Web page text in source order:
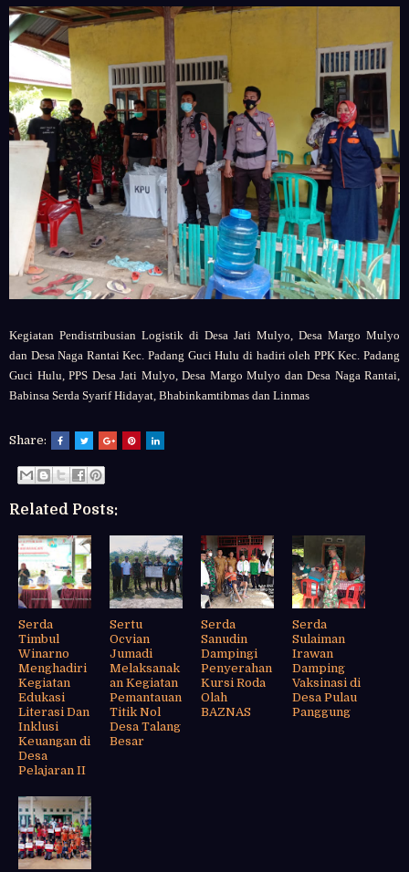
Kegiatan Pendistribusian Logistik di Desa Jati Mulyo, Desa Margo Mulyo
dan Desa Naga Rantai Kec. Padang Guci Hulu di hadiri oleh PPK Kec. Padang
Guci Hulu, PPS Desa Jati Mulyo, Desa Margo Mulyo dan Desa Naga Rantai,
Babinsa Serda Syarif Hidayat, Bhabinkamtibmas dan Linmas
Share:
Related Posts:
Serda
Timbul
Winarno
Menghadiri
Kegiatan
Edukasi
Literasi Dan
Inklusi
Keuangan di
Desa
Pelajaran II
Sertu
Ocvian
Jumadi
Melaksanak
an Kegiatan
Pemantauan
Titik Nol
Desa Talang
Besar
Serda
Sanudin
Dampingi
Penyerahan
Kursi Roda
Olah
BAZNAS
Serda
Sulaiman
Irawan
Damping
Vaksinasi di
Desa Pulau
Panggung